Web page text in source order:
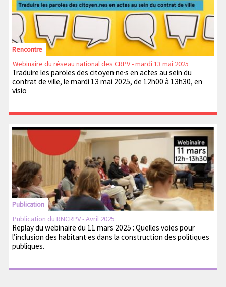
Rencontre
Webinaire du réseau national des CRPV - mardi 13 mai 2025
Traduire les paroles des citoyen·ne·s en actes au sein du
contrat de ville, le mardi 13 mai 2025, de 12h00 à 13h30, en
visio
Publication
Publication du RNCRPV - Avril 2025
Replay du webinaire du 11 mars 2025 : Quelles voies pour
l’inclusion des habitant·es dans la construction des politiques
publiques.